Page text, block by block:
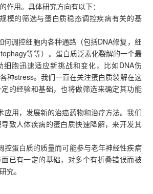
作用。具体研究方向有以下：
模的筛选与蛋白质稳态调控疾病有关的基
何调控细胞内各种通路（包括DNA修复，细
等等）。蛋白质泛素化裂解的一个最
细胞迅速适应新挑战和变化，比如DNA伤
种stress。我们一直在关注蛋白质裂解在这
的经验和基础，也将做筛选来确定其功能
应用，发展新的治癌药物和治疗方法。我们
致人体疾病的蛋白质快速降解，来开发其
控蛋白质的质量而可能参与老年神经性疾病
已有一定的基础，对多个有折叠错误而被
究。